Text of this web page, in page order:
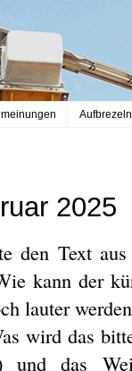
2025
den Text
kann der
lauter
wird das
und das